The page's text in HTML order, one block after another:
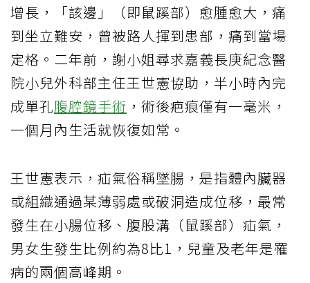
增長，「該邊」（即鼠蹊部）愈腫愈大，痛
到坐立難安，曾被路人揮到患部，痛到當場
定格。二年前，謝小姐尋求嘉義長庚紀念醫
院小兒外科部主任王世憲協助，半小時內完
成單孔腹腔鏡手術 ，術後疤痕僅有一毫米，
一個月內生活就恢復如常。
王世憲表示，疝氣俗稱墜腸，是指體內臟器
或組織通過某薄弱處或破洞造成位移，最常
發生在小腸位移、腹股溝（鼠蹊部）疝氣，
男女生發生比例約為8比1，兒童及老年是罹
病的兩個高峰期。